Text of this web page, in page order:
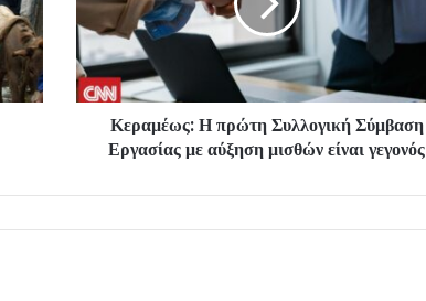
Κεραμέως: Η πρώτη Συλλογική Σύμβαση
Εργασίας με αύξηση μισθών είναι γεγονός